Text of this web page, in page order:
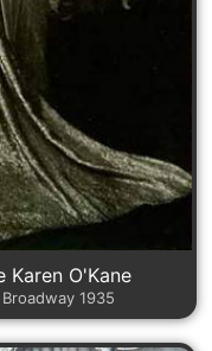
Karen O'Kane
1935